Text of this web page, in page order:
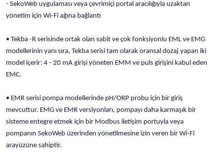
- SekoWeb uygulaması veya çevrimiçi portal aracılığıyla uzaktan
yönetim için Wi-Fi ağına bağlantı
• Tekba -R serisinde ortak olan sabit ve çok fonksiyonlu EML ve EMG
modellerinin yanı sıra, Tekba serisi tam olarak oransal dozaj yapan iki
model içerir: 4 - 20 mA girişi yöneten EMM ve puls girişini kabul eden
EMC.
• EMR serisi pompa modellerinde pH/ORP probu için bir giriş
mevcuttur. EMG ve EMR versiyonları, pompayı daha karmaşık bir
sisteme entegre etmek için bir Modbus iletişim portuyla veya
pompanın SekoWeb üzerinden yönetilmesine izin veren bir Wi-Fi
arayüzüne sahiptir.